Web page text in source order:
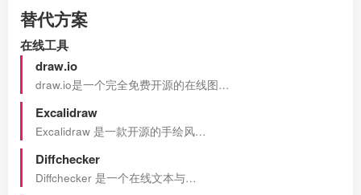
替代方案
在线工具
draw.io
draw.io是一个完全免费开源的在线图…
Excalidraw
Excalidraw 是一款开源的手绘风…
Diffchecker
Diffchecker 是一个在线文本与…